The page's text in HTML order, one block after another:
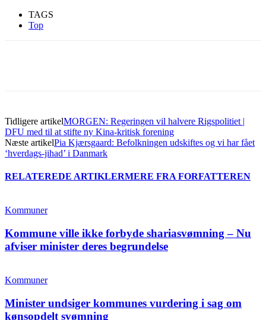
TAGS
Top
Tidligere artikelMORGEN: Regeringen vil halvere Rigspolitiet |
DFU med til at stifte ny Kina-kritisk forening
Næste artikelPia Kjærsgaard: Befolkningen udskiftes og vi har fået
‘hverdags-jihad’ i Danmark
RELATEREDE ARTIKLERMERE FRA FORFATTEREN
Kommuner
Kommune ville ikke forbyde shariasvømning – Nu
afviser minister deres begrundelse
Kommuner
Minister undsiger kommunes vurdering i sag om
kønsopdelt svømning